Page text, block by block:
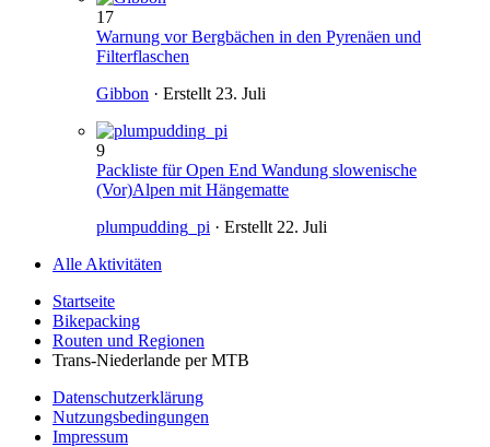
17
Warnung vor Bergbächen in den Pyrenäen und
Filterflaschen
Gibbon · Erstellt 23. Juli
9
Packliste für Open End Wandung slowenische
(Vor)Alpen mit Hängematte
plumpudding_pi · Erstellt 22. Juli
Alle Aktivitäten
Startseite
Bikepacking
Routen und Regionen
Trans-Niederlande per MTB
Datenschutzerklärung
Nutzungsbedingungen
Impressum